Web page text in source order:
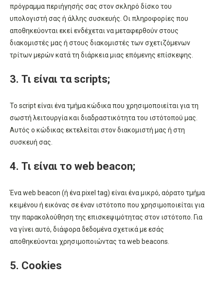
πρόγραμμα περιήγησής σας στον σκληρό δίσκο του
υπολογιστή σας ή άλλης συσκευής. Οι πληροφορίες που
αποθηκεύονται εκεί ενδέχεται να μεταφερθούν στους
διακομιστές μας ή στους διακομιστές των σχετιζόμενων
τρίτων μερών κατά τη διάρκεια μιας επόμενης επίσκεψης.
3. Τι είναι τα scripts;
Το script είναι ένα τμήμα κώδικα που χρησιμοποιείται για τη
σωστή λειτουργία και διαδραστικότητα του ιστότοπού μας.
Αυτός ο κώδικας εκτελείται στον διακομιστή μας ή στη
συσκευή σας.
4. Τι είναι το web beacon;
Ένα web beacon (ή ένα pixel tag) είναι ένα μικρό, αόρατο τμήμα
κειμένου ή εικόνας σε έναν ιστότοπο που χρησιμοποιείται για
την παρακολούθηση της επισκεψιμότητας στον ιστότοπο. Για
να γίνει αυτό, διάφορα δεδομένα σχετικά με εσάς
αποθηκεύονται χρησιμοποιώντας τα web beacons.
5. Cookies